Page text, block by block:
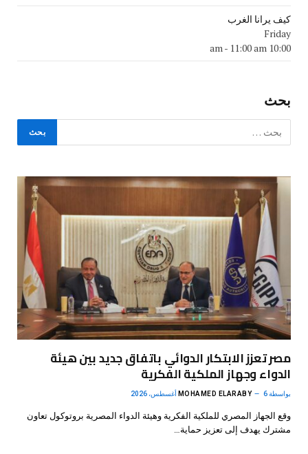
كيف يرانا الغرب
Friday
10:00 am
- 11:00 am
بحث
مصر تعزز الابتكار الدوائي باتفاق جديد بين هيئة
الدواء وجهاز الملكية الفكرية
بواسطة MOHAMED ELARABY 6 أغسطس، 2026
وقع الجهاز المصري للملكية الفكرية وهيئة الدواء المصرية بروتوكول تعاون
مشترك يهدف إلى تعزيز حماية…